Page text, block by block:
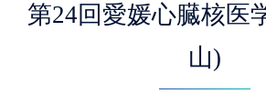
第24回愛媛心臓核医
山)